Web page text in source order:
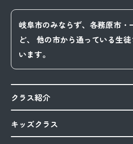
岐阜市のみならず、各務原市・
ど、 他の市から通っている生
います。
クラス紹介
キッズクラス